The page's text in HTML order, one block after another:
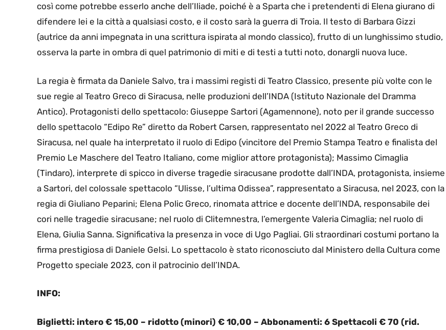
così come potrebbe esserlo anche dell’Iliade, poiché è a Sparta che i pretendenti di Elena giurano di
difendere lei e la città a qualsiasi costo, e il costo sarà la guerra di Troia. Il testo di Barbara Gizzi
(autrice da anni impegnata in una scrittura ispirata al mondo classico), frutto di un lunghissimo studio,
osserva la parte in ombra di quel patrimonio di miti e di testi a tutti noto, donargli nuova luce.
La regia è firmata da Daniele Salvo, tra i massimi registi di Teatro Classico, presente più volte con le
sue regie al Teatro Greco di Siracusa, nelle produzioni dell’INDA (Istituto Nazionale del Dramma
Antico). Protagonisti dello spettacolo: Giuseppe Sartori (Agamennone), noto per il grande successo
dello spettacolo “Edipo Re” diretto da Robert Carsen, rappresentato nel 2022 al Teatro Greco di
Siracusa, nel quale ha interpretato il ruolo di Edipo (vincitore del Premio Stampa Teatro e finalista del
Premio Le Maschere del Teatro Italiano, come miglior attore protagonista); Massimo Cimaglia
(Tindaro), interprete di spicco in diverse tragedie siracusane prodotte dall’INDA, protagonista, insieme
a Sartori, del colossale spettacolo “Ulisse, l’ultima Odissea”, rappresentato a Siracusa, nel 2023, con la
regia di Giuliano Peparini; Elena Polic Greco, rinomata attrice e docente dell’INDA, responsabile dei
cori nelle tragedie siracusane; nel ruolo di Clitemnestra, l’emergente Valeria Cimaglia; nel ruolo di
Elena, Giulia Sanna. Significativa la presenza in voce di Ugo Pagliai. Gli straordinari costumi portano la
firma prestigiosa di Daniele Gelsi. Lo spettacolo è stato riconosciuto dal Ministero della Cultura come
Progetto speciale 2023, con il patrocinio dell’INDA.
INFO:
Biglietti: intero € 15,00 – ridotto (minori) € 10,00 – Abbonamenti: 6 Spettacoli € 70 (rid.